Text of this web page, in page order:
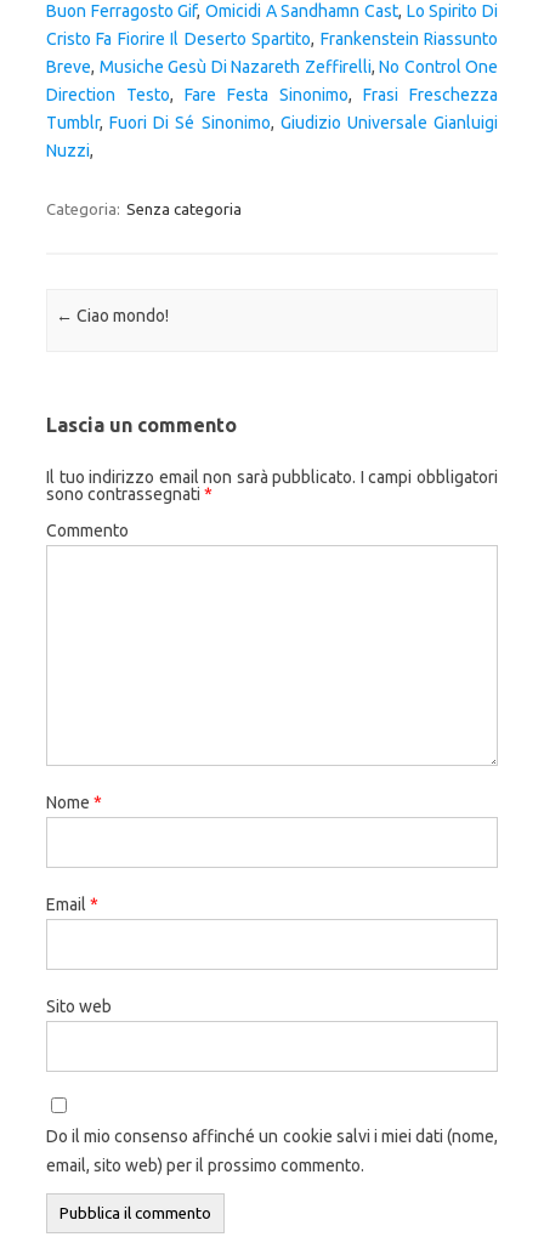
Buon Ferragosto Gif,Omicidi A Sandhamn Cast, Lo Spirito Di
Cristo Fa Fiorire Il Deserto Spartito, Frankenstein Riassunto
Breve, Musiche Gesù Di Nazareth Zeffirelli, No Control One
Direction Testo, Fare Festa Sinonimo, Frasi Freschezza
Tumblr,Fuori Di Sé Sinonimo, Giudizio Universale Gianluigi
Nuzzi,
Categoria: Senza categoria
Navigazione articolo
← Ciao mondo!
Lascia un commento
Il tuo indirizzo email non sarà pubblicato. I campi obbligatori
sono contrassegnati *
Commento
Nome *
Email *
Sito web
Do il mio consenso affinché un cookie salvi i miei dati (nome,
email, sito web) per il prossimo commento.